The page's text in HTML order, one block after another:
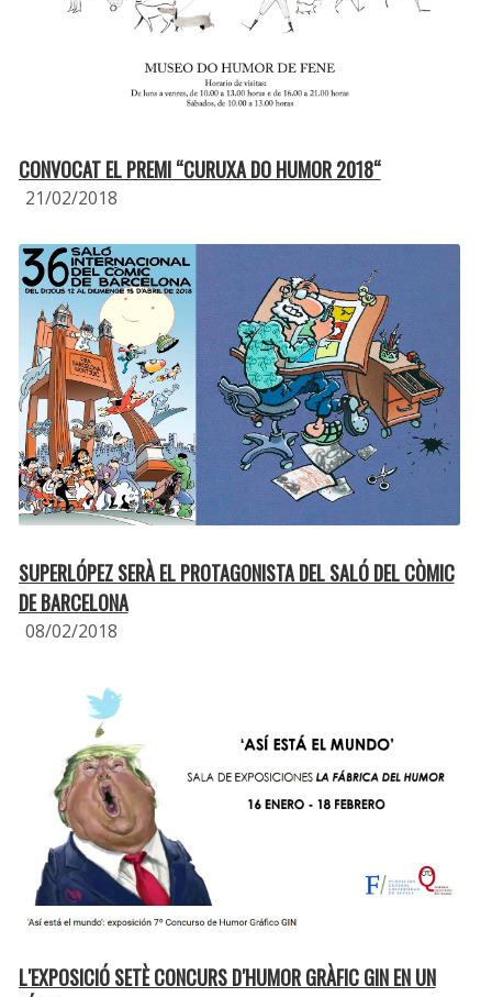
CONVOCAT EL PREMI “CURUXA DO HUMOR 2018“
21/02/2018
SUPERLÓPEZ SERÀ EL PROTAGONISTA DEL SALÓ DEL CÒMIC
DE BARCELONA
08/02/2018
L′EXPOSICIÓ SETÈ CONCURS D′HUMOR GRÀFIC GIN EN UN